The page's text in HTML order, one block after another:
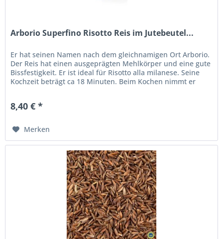
Arborio Superfino Risotto Reis im Jutebeutel...
Er hat seinen Namen nach dem gleichnamigen Ort Arborio.
Der Reis hat einen ausgeprägten Mehlkörper und eine gute
Bissfestigkeit. Er ist ideal für Risotto alla milanese. Seine
Kochzeit beträgt ca 18 Minuten. Beim Kochen nimmt er
8,40 € *
Merken